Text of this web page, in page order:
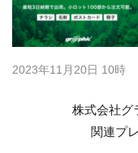
2023年11月20日 10時
株式会社グ
関連プ